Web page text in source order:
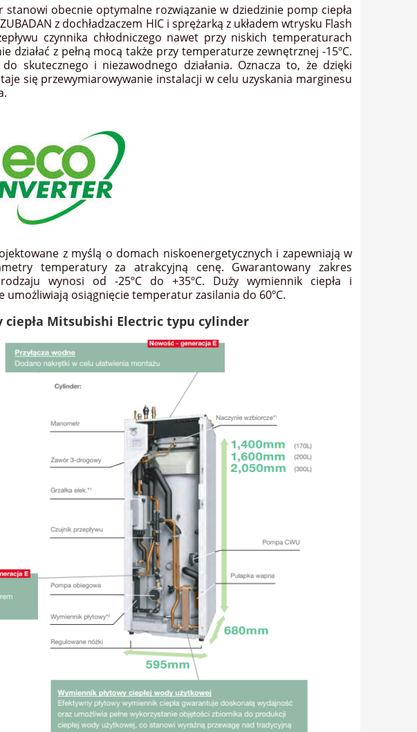
obecnie optymalne rozwiązanie w dziedzinie pomp ciepła
z dochładzaczem HIC i sprężarką z układem wtrysku Flash
czynnika chłodniczego nawet przy niskich temperaturach
z pełną mocą także przy temperaturze zewnętrznej -15ºC.
skutecznego i niezawodnego działania. Oznacza to, że dzięki
się przewymiarowywanie instalacji w celu uzyskania marginesu
z myślą o domach niskoenergetycznych i zapewniają w
temperatury za atrakcyjną cenę. Gwarantowany zakres
wynosi od -25ºC do +35ºC. Duży wymiennik ciepła i
osiągnięcie temperatur zasilania do 60ºC.
Mitsubishi Electric typu cylinder